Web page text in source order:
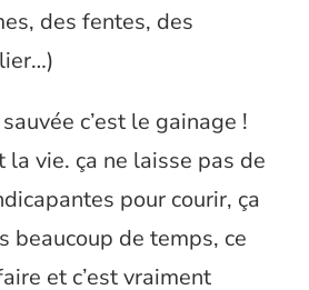
des fentes, des
c’est le gainage !
la vie. ça ne laisse pas de
pour courir, ça
beaucoup de temps, ce
et c’est vraiment